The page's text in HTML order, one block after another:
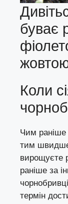
буває
Коли
Чим раніше
тим
вирощуєте
раніше за
термін